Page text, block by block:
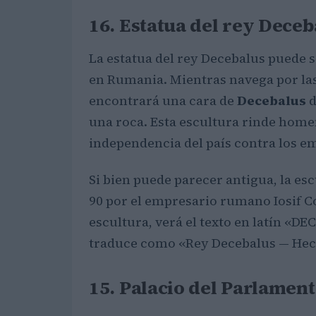
16. Estatua del rey
La estatua del rey Decebalus puede
en Rumania. Mientras navega por
encontrará una cara de Decebalus
una roca. Esta escultura rinde
independencia del país contra los
Si bien puede parecer antigua, la
90 por el empresario rumano Iosif
escultura, verá el texto en latín
traduce como «Rey Decebalus —
15. Palacio del